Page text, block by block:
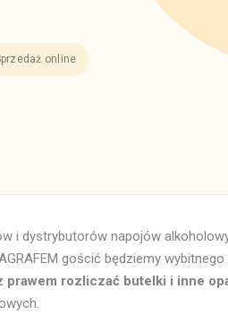
online
i dystrybutorów napojów
gościć będziemy
prawem rozliczać butelki i inne